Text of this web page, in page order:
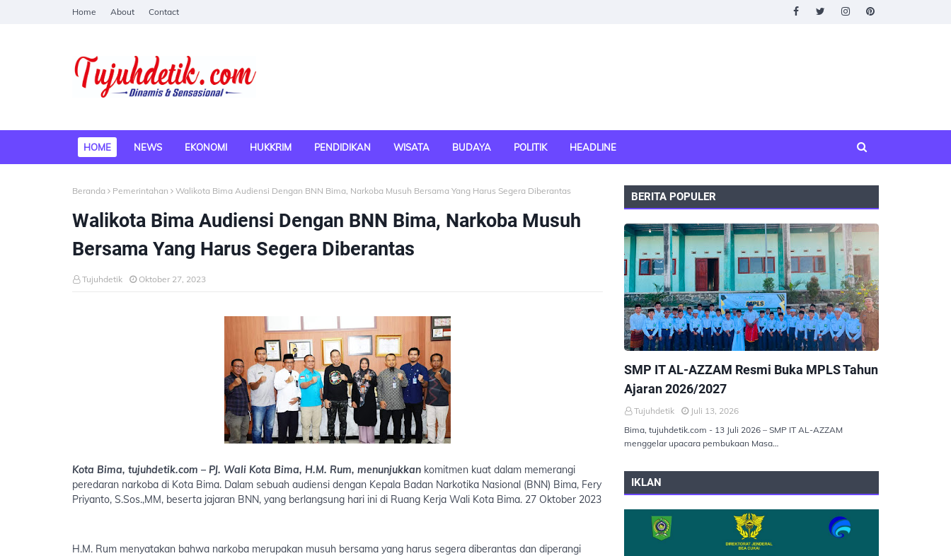
Home About Contact
HOME NEWS EKONOMI HUKKRIM PENDIDIKAN WISATA BUDAYA POLITIK HEADLINE
Beranda Pemerintahan Walikota Bima Audiensi Dengan BNN Bima, Narkoba Musuh Bersama Yang Harus Segera Diberantas
Walikota Bima Audiensi Dengan BNN Bima, Narkoba Musuh
Bersama Yang Harus Segera Diberantas
Tujuhdetik Oktober 27, 2023
Kota Bima, tujuhdetik.com – PJ. Wali Kota Bima, H.M. Rum, menunjukkan komitmen kuat dalam memerangi
peredaran narkoba di Kota Bima. Dalam sebuah audiensi dengan Kepala Badan Narkotika Nasional (BNN) Bima, Fery
Priyanto, S.Sos.,MM, beserta jajaran BNN, yang berlangsung hari ini di Ruang Kerja Wali Kota Bima. 27 Oktober 2023
H.M. Rum menyatakan bahwa narkoba merupakan musuh bersama yang harus segera diberantas dan diperangi
BERITA POPULER
SMP IT AL-AZZAM Resmi Buka MPLS Tahun
Ajaran 2026/2027
Tujuhdetik
Juli 13, 2026
Bima, tujuhdetik.com - 13 Juli 2026 – SMP IT AL-AZZAM
menggelar upacara pembukaan Masa…
IKLAN